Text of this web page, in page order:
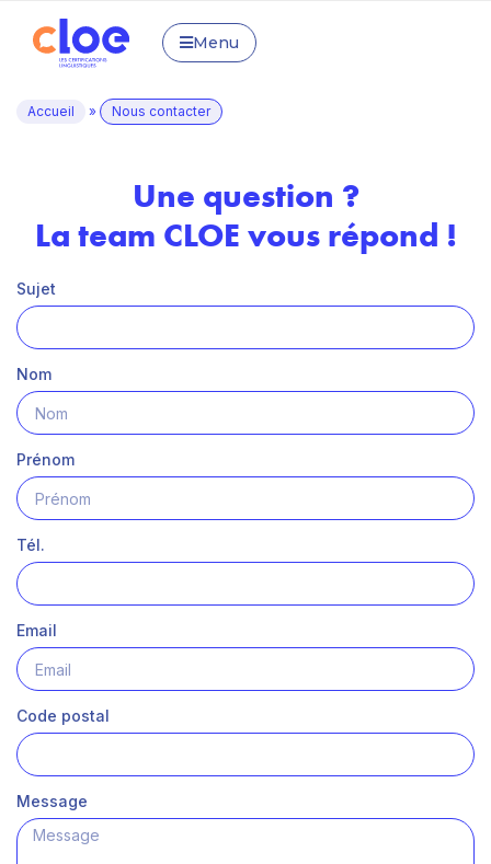
Menu
Accueil » Nous contacter
Une question ?
La team CLOE vous répond !
Sujet
Nom
Prénom
Tél.
Email
Code postal
Message